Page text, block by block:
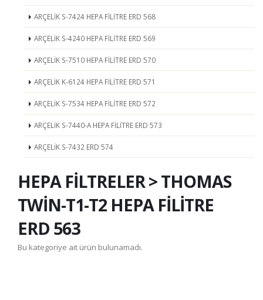
ARÇELİK S-7424 HEPA FİLİTRE ERD 568
ARÇELİK S-4240 HEPA FİLİTRE ERD 569
ARÇELİK S-7510 HEPA FİLİTRE ERD 570
ARÇELİK K-6124 HEPA FİLİTRE ERD 571
ARÇELİK S-7534 HEPA FİLİTRE ERD 572
ARÇELİK S-7440-A HEPA FİLİTRE ERD 573
ARÇELİK S-7432 ERD 574
HEPA FİLTRELER > THOMAS
TWİN-T1-T2 HEPA FİLİTRE
ERD 563
Bu kategoriye ait ürün bulunamadı.